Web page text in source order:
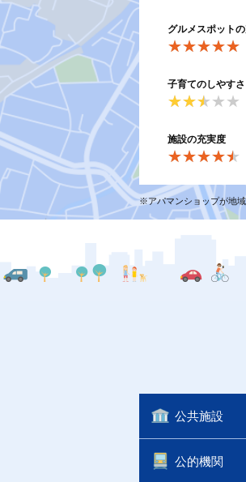
グルメスポット
★★★★★
★★★★★
子育てのしやすさ
★★★★★
★★★★★
施設の充実度
★★★★★
★★★★★
※アパマンショップが地
公共施設
公的機関